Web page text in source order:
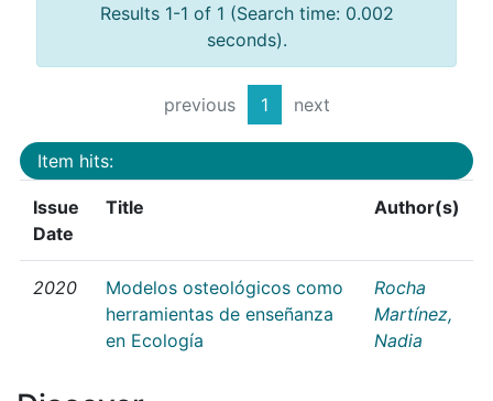
Results 1-1 of 1 (Search time: 0.002
seconds).
previous 1 next
Item hits:
Issue
Date
Title Author(s)
2020
Modelos osteológicos como
herramientas de enseñanza
en Ecología
Rocha
Martínez,
Nadia